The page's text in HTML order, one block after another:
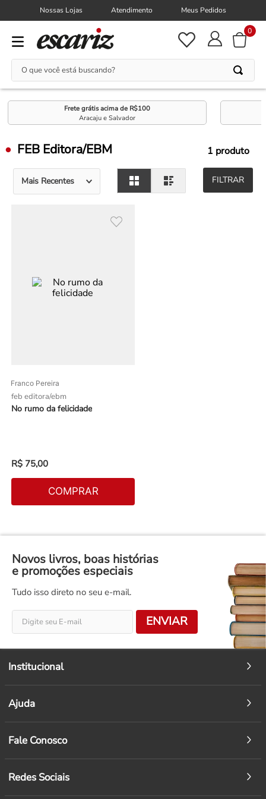
Nossas Lojas Atendimento Meus Pedidos
0
O que você está buscando?
Frete grátis acima de R$100
Aracaju e Salvador
FEB Editora/EBM 1 produto
Mais Recentes FILTRAR
Franco Pereira
feb editora/ebm
No rumo da felicidade
R$ 75,00
COMPRAR
Novos livros, boas histórias
e promoções especiais
Tudo isso direto no seu e-mail.
ENVIAR
Institucional
Ajuda
Fale Conosco
Redes Sociais